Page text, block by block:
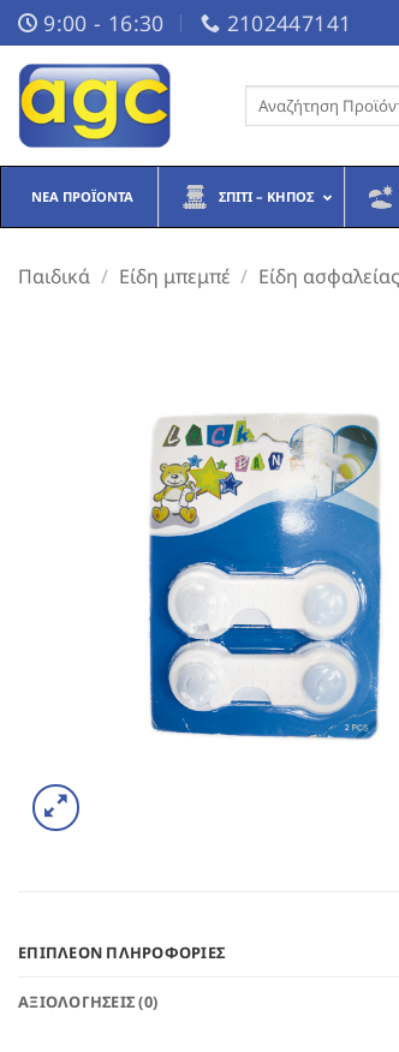
Μετάβαση
στο
περιεχόμενο
9:00 - 16:30 2102447141
Αναζήτηση
ΝΈΑ ΠΡΟΪΌΝΤΑ ΣΠΊΤΙ – ΚΉΠΟΣ
Παιδικά / Είδη μπεμπέ / Είδη
ΕΠΙΠΛΈΟΝ ΠΛΗΡΟΦΟΡΊΕΣ
ΑΞΙΟΛΟΓΉΣΕΙΣ (0)